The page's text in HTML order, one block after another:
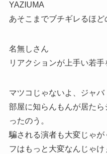
YAZIUMA
あそこまでブチギレるほ
名無しさん
リアクションが上手い若
マツコじゃないよ、ジャバ
部屋に知らんもんが居た
ったのう。
騙される演者も大変じゃ
フはもっと大変なんじゃけ